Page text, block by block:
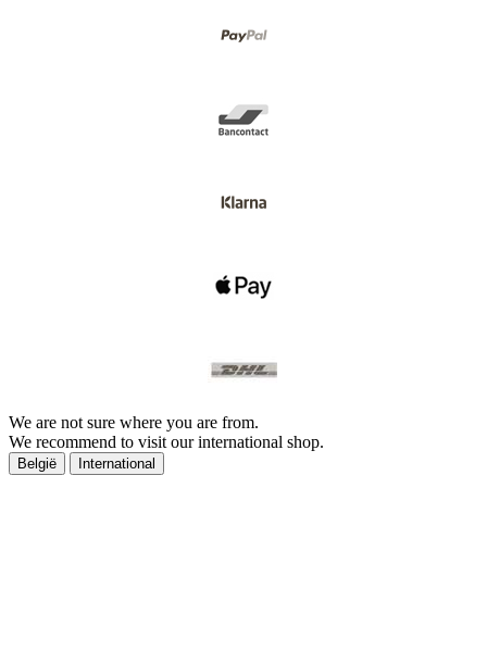
We are not sure where you are from.
We recommend to visit our international shop.
België International